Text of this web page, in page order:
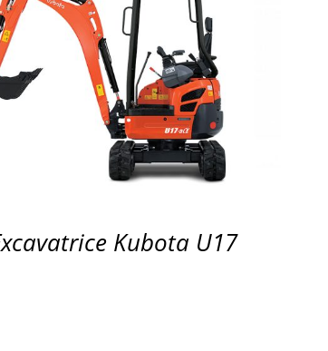
APERÇU
Kubota U17